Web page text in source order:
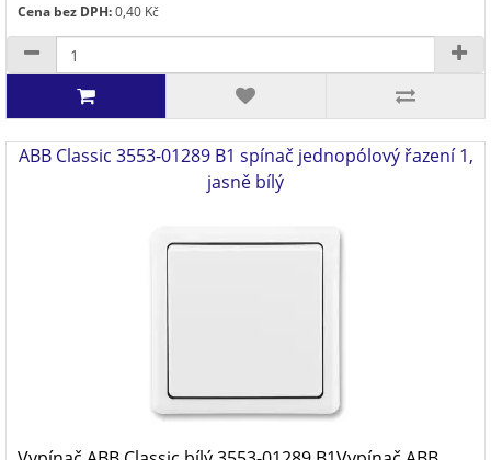
Cena bez DPH:0,40 Kč
ABB Classic 3553-01289 B1 spínač jednopólový řazení 1,
jasně bílý